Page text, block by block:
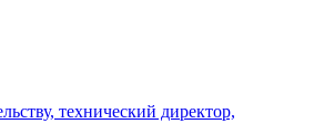
технический директор,